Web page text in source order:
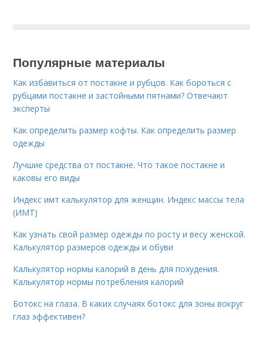
Популярные материалы
Как избавиться от постакне и рубцов. Как бороться с
рубцами постакне и застойными пятнами? Отвечают
эксперты
Как определить размер кофты. Как определить размер
одежды
Лучшие средства от постакне. Что такое постакне и
каковы его виды
Индекс имт калькулятор для женщин. Индекс массы тела
(ИМТ)
Как узнать свой размер одежды по росту и весу женской.
Калькулятор размеров одежды и обуви
Калькулятор нормы калорий в день для похудения.
Калькулятор нормы потребления калорий
Ботокс на глаза. В каких случаях ботокс для зоны вокруг
глаз эффективен?